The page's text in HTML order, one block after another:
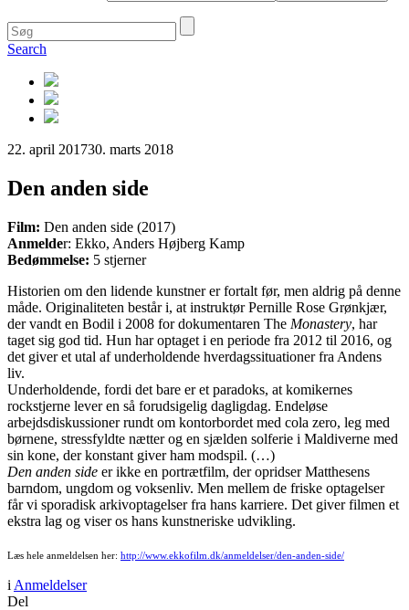
Search
22. april 201730. marts 2018
Den anden side
Film: Den anden side (2017)
Anmelder: Ekko, Anders Højberg Kamp
Bedømmelse: 5 stjerner
Historien om den lidende kunstner er fortalt før, men aldrig på denne
måde. Originaliteten består i, at instruktør Pernille Rose Grønkjær,
der vandt en Bodil i 2008 for dokumentaren The Monastery, har
taget sig god tid. Hun har optaget i en periode fra 2012 til 2016, og
det giver et utal af underholdende hverdagssituationer fra Andens
liv.
Underholdende, fordi det bare er et paradoks, at komikernes
rockstjerne lever en så forudsigelig dagligdag. Endeløse
arbejdsdiskussioner rundt om kontorbordet med cola zero, leg med
børnene, stressfyldte nætter og en sjælden solferie i Maldiverne med
sin kone, der konstant giver ham modspil. (…)
Den anden side er ikke en portrætfilm, der opridser Matthesens
barndom, ungdom og voksenliv. Men mellem de friske optagelser
får vi sporadisk arkivoptagelser fra hans karriere. Det giver filmen et
ekstra lag og viser os hans kunstneriske udvikling.
Læs hele anmeldelsen her: ​ http://www.ekkofilm.dk/anmeldelser/den-anden-side/
i Anmeldelser
Del